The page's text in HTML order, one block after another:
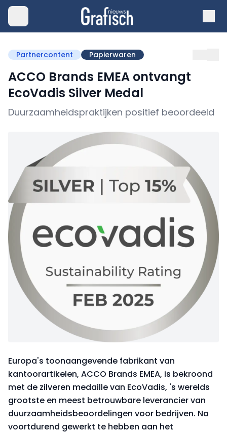
Partnercontent Papierwaren
ACCO Brands EMEA ontvangt
EcoVadis Silver Medal
Duurzaamheidspraktijken positief beoordeeld
Europa's toonaangevende fabrikant van
kantoorartikelen, ACCO Brands EMEA, is bekroond
met de zilveren medaille van EcoVadis, 's werelds
grootste en meest betrouwbare leverancier van
duurzaamheidsbeoordelingen voor bedrijven. Na
voortdurend gewerkt te hebben aan het